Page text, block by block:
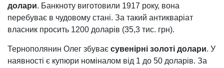
долари. Банкноту виготовили 1917 року, вона
перебуває в чудовому стані. За такий антикваріат
власник просить 1200 доларів (35,3 тис. грн).
Тернополянин Олег збуває сувенірні золоті долари. У
наявності є купюри номіналом від 1 до 50 доларів. За